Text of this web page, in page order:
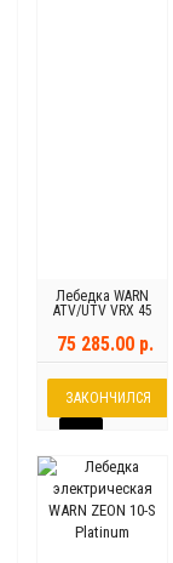
Лебедка WARN
ATV/UTV VRX 45
75 285.00 р.
ЗАКОНЧИЛСЯ